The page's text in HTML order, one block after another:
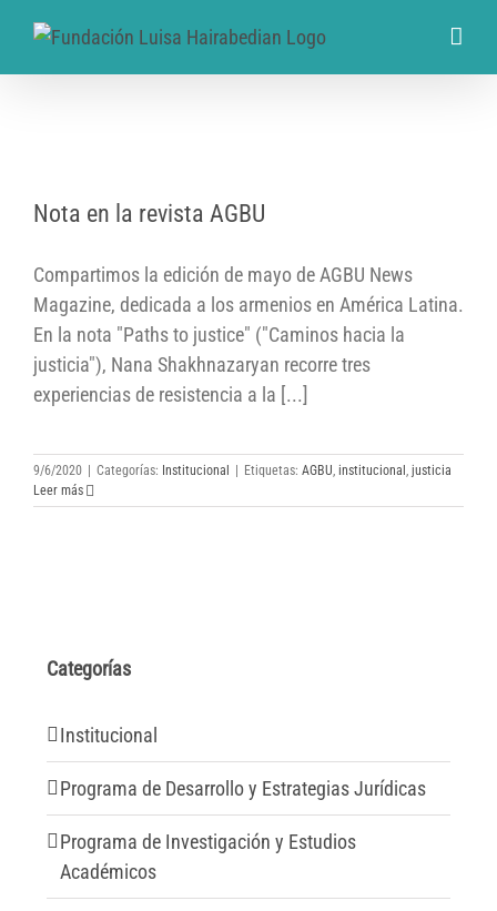
Nota en la revista AGBU
Nota en la revista AGBU
Compartimos la edición de mayo de AGBU News
Magazine, dedicada a los armenios en América Latina.
En la nota "Paths to justice" ("Caminos hacia la
justicia"), Nana Shakhnazaryan recorre tres
experiencias de resistencia a la [...]
9/6/2020 Categorías: Institucional Etiquetas: AGBU, institucional , justicia
Leer más
Categorías
Institucional
Programa de Desarrollo y Estrategias Jurídicas
Programa de Investigación y Estudios
Académicos